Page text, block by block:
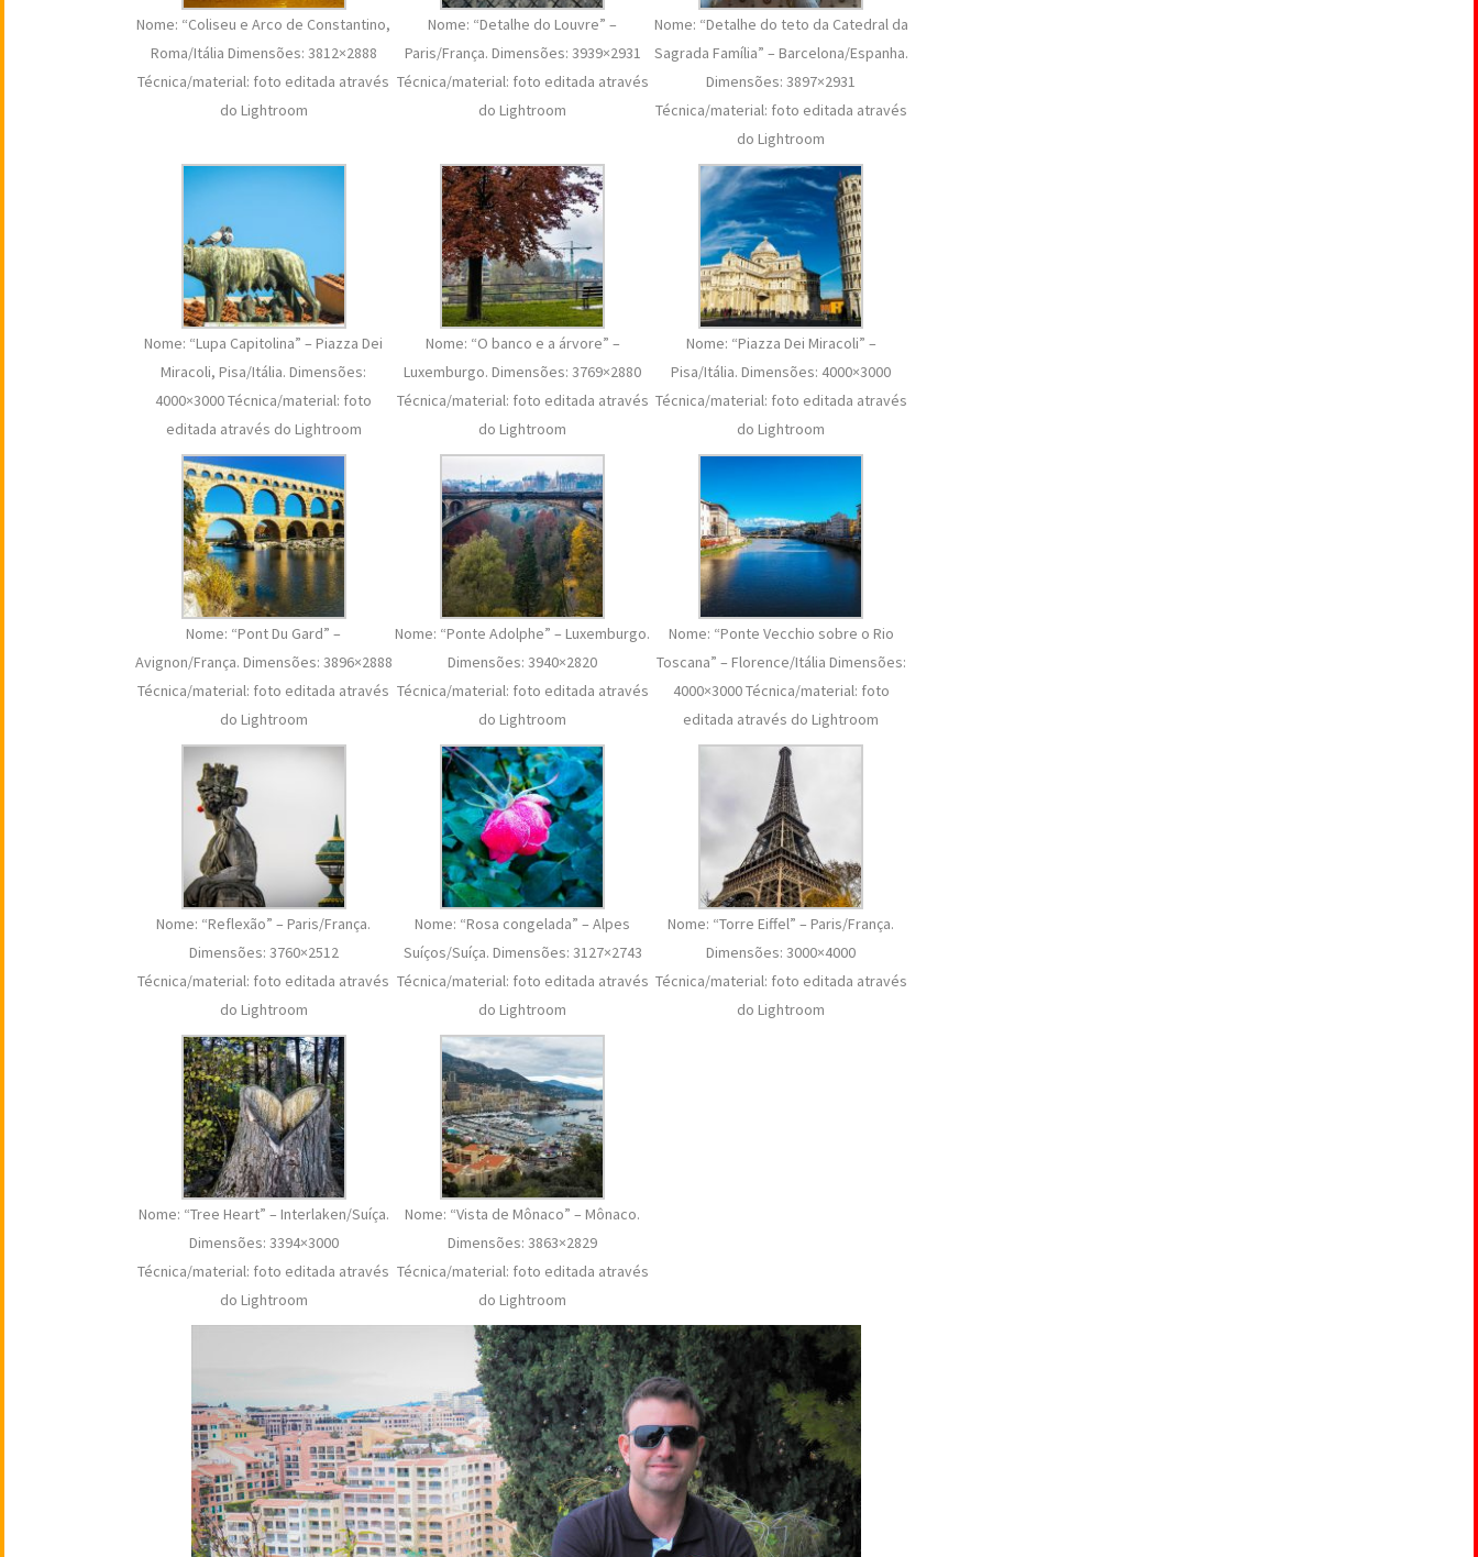
Nome: “Coliseu e Arco de Constantino,
Roma/Itália Dimensões: 3812×2888
Técnica/material: foto editada através
do Lightroom
Nome: “Detalhe do Louvre” –
Paris/França. Dimensões: 3939×2931
Técnica/material: foto editada através
do Lightroom
Nome: “Detalhe do teto da Catedral da
Sagrada Família” – Barcelona/Espanha.
Dimensões: 3897×2931
Técnica/material: foto editada através
do Lightroom
Nome: “Lupa Capitolina” – Piazza Dei
Miracoli, Pisa/Itália. Dimensões:
4000×3000 Técnica/material: foto
editada através do Lightroom
Nome: “O banco e a árvore” –
Luxemburgo. Dimensões: 3769×2880
Técnica/material: foto editada através
do Lightroom
Nome: “Piazza Dei Miracoli” –
Pisa/Itália. Dimensões: 4000×3000
Técnica/material: foto editada através
do Lightroom
Nome: “Pont Du Gard” –
Avignon/França. Dimensões: 3896×2888
Técnica/material: foto editada através
do Lightroom
Nome: “Ponte Adolphe” – Luxemburgo.
Dimensões: 3940×2820
Técnica/material: foto editada através
do Lightroom
Nome: “Ponte Vecchio sobre o Rio
Toscana” – Florence/Itália Dimensões:
4000×3000 Técnica/material: foto
editada através do Lightroom
Nome: “Reflexão” – Paris/França.
Dimensões: 3760×2512
Técnica/material: foto editada através
do Lightroom
Nome: “Rosa congelada” – Alpes
Suíços/Suíça. Dimensões: 3127×2743
Técnica/material: foto editada através
do Lightroom
Nome: “Torre Eiffel” – Paris/França.
Dimensões: 3000×4000
Técnica/material: foto editada através
do Lightroom
Nome: “Tree Heart” – Interlaken/Suíça.
Dimensões: 3394×3000
Técnica/material: foto editada através
do Lightroom
Nome: “Vista de Mônaco” – Mônaco.
Dimensões: 3863×2829
Técnica/material: foto editada através
do Lightroom